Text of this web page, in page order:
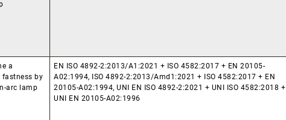
a
fastness by
arc lamp
EN ISO 4892-2:2013/A1:2021 + ISO 4582:2017 + EN 20105-
A02:1994, ISO 4892-2:2013/Amd1:2021 + ISO 4582:2017 + EN
20105-A02:1994, UNI EN ISO 4892-2:2021 + UNI ISO 4582:2018 +
UNI EN 20105-A02:1996